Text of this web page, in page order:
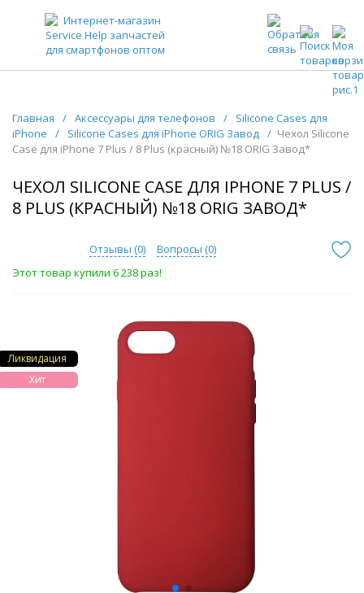
ЗАПЧАСТИ ДЛЯ ТЕЛЕФОНОВ ОПТОМ
Главная / Аксессуары для телефонов /
Silicone Cases для
iPhone
/ Silicone Cases для iPhone ORIG Завод / Чехол Silicone
Case для iPhone 7 Plus / 8 Plus (красный) №18 ORIG Завод*
ЧЕХОЛ SILICONE CASE ДЛЯ IPHONE 7 PLUS /
8 PLUS (КРАСНЫЙ) №18 ORIG ЗАВОД*
Отзывы (0) Вопросы (0)
Этот товар купили 6 238 раз!
Ликвидация
Хит